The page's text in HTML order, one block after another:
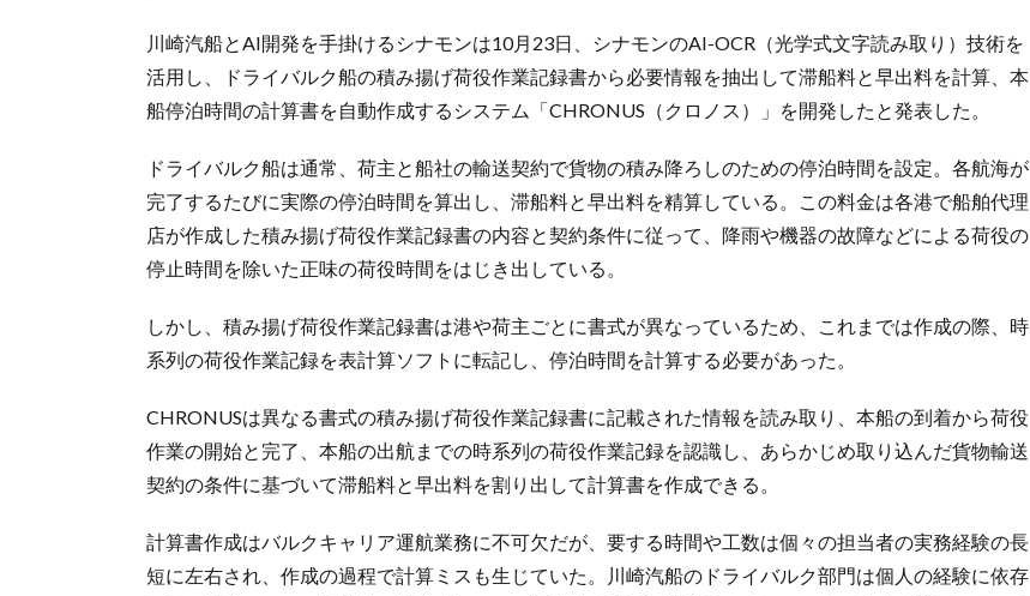
川崎汽船とAI開発を手掛けるシナモンは10月23日、シナモンのAI-OCR（光学式文字読み取り）技術を
活用し、ドライバルク船の積み揚げ荷役作業記録書から必要情報を抽出して滞船料と早出料を計算、本
船停泊時間の計算書を自動作成するシステム「CHRONUS（クロノス）」を開発したと発表した。
ドライバルク船は通常、荷主と船社の輸送契約で貨物の積み降ろしのための停泊時間を設定。各航海が
完了するたびに実際の停泊時間を算出し、滞船料と早出料を精算している。この料金は各港で船舶代理
店が作成した積み揚げ荷役作業記録書の内容と契約条件に従って、降雨や機器の故障などによる荷役の
停止時間を除いた正味の荷役時間をはじき出している。
しかし、積み揚げ荷役作業記録書は港や荷主ごとに書式が異なっているため、これまでは作成の際、時
系列の荷役作業記録を表計算ソフトに転記し、停泊時間を計算する必要があった。
CHRONUSは異なる書式の積み揚げ荷役作業記録書に記載された情報を読み取り、本船の到着から荷役
作業の開始と完了、本船の出航までの時系列の荷役作業記録を認識し、あらかじめ取り込んだ貨物輸送
契約の条件に基づいて滞船料と早出料を割り出して計算書を作成できる。
計算書作成はバルクキャリア運航業務に不可欠だが、要する時間や工数は個々の担当者の実務経験の長
短に左右され、作成の過程で計算ミスも生じていた。川崎汽船のドライバルク部門は個人の経験に依存